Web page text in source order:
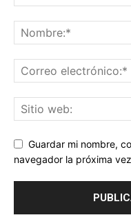
Guardar mi nombre,
navegador la próxima